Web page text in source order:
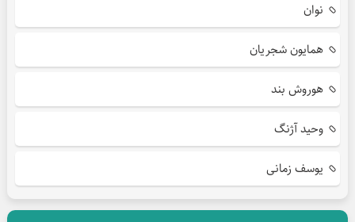
نوان
همایون شجریان
هوروش بند
وحید آژنگ
یوسف زمانی